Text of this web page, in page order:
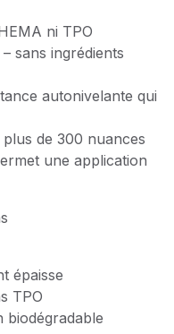
ni TPO
– sans ingrédients
autonivelante qui
plus de 300 nuances
une application
épaisse
TPO
biodégradable